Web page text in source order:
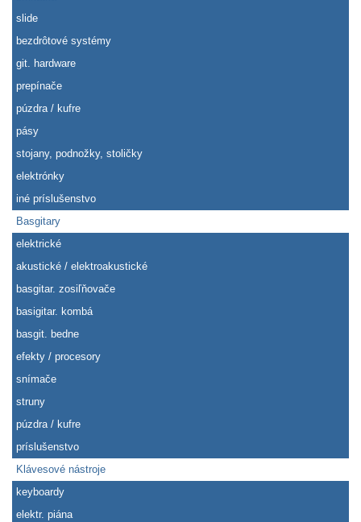
slide
bezdrôtové systémy
git. hardware
prepínače
púzdra / kufre
pásy
stojany, podnožky, stoličky
elektrónky
iné príslušenstvo
Basgitary
elektrické
akustické / elektroakustické
basgitar. zosiľňovače
basigitar. kombá
basgit. bedne
efekty / procesory
snímače
struny
púzdra / kufre
príslušenstvo
Klávesové nástroje
keyboardy
elektr. piána